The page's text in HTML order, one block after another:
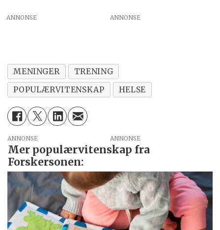
ANNONSE
MENINGER
TRENING
POPULÆRVITENSKAP
HELSE
ANNONSE
Mer populærvitenskap fra
Forskersonen: